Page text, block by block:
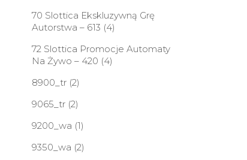
70 Slottica Ekskluzywną Grę
Autorstwa – 613 (4)
72 Slottica Promocje Automaty
Na Żywo – 420 (4)
8900_tr(2)
9065_tr(2)
9200_wa (1)
9350_wa (2)